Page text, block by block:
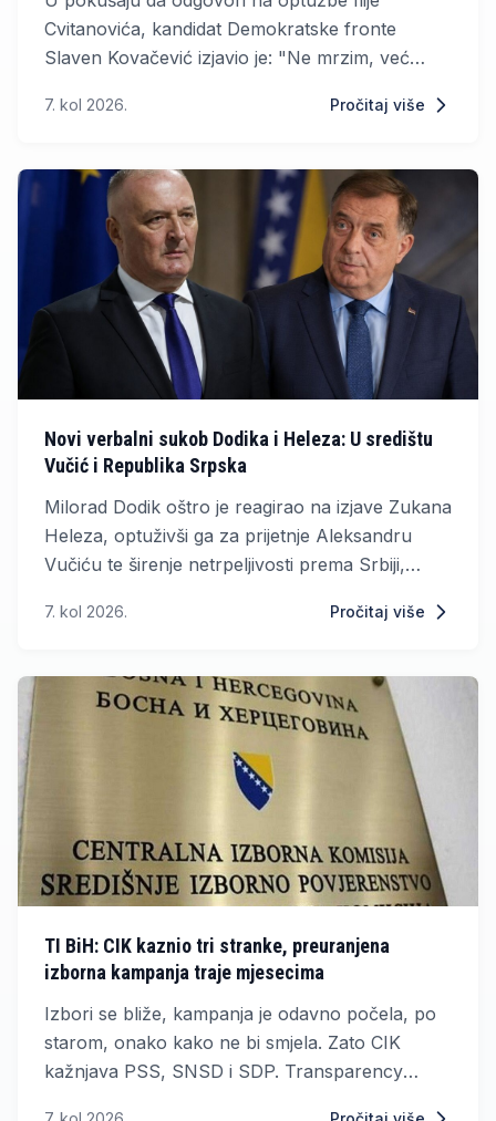
Cvitanovića, kandidat Demokratske fronte
Slaven Kovačević izjavio je: "Ne mrzim, već
7. kol 2026. Pročitaj više
Novi verbalni sukob Dodika i Heleza: U središtu
Vučić i Republika Srpska
Milorad Dodik oštro je reagirao na izjave Zukana
Heleza, optuživši ga za prijetnje Aleksandru
Vučiću te širenje netrpeljivosti prema Srbiji,
7. kol 2026. Pročitaj više
TI BiH: CIK kaznio tri stranke, preuranjena
izborna kampanja traje mjesecima
Izbori se bliže, kampanja je odavno počela, po
starom, onako kako ne bi smjela. Zato CIK
kažnjava PSS, SNSD i SDP. Transparency